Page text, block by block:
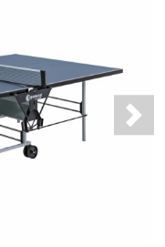
Next